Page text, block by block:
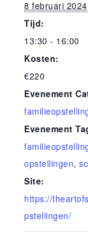
8 februari 2024
Tijd:
13:30 - 16:00
Kosten:
€220
Evenement
Evenement
opstellingen,
Site:
https://
pstellingen/